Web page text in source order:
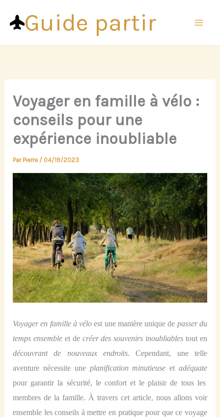
contenuGuide partir
Voyager en famille à vélo :
conseils pour une
expérience inoubliable
Par Pierre / 04/19/2023
Voyager en famille à véloest une manière unique de passer du
temps ensemble et de créer des souvenirs inoubliables tout en
découvrant de nouveaux endroits. Cependant, une telle
aventure nécessite une planification minutieuse et adéquate
pour garantir la sécurité, le confort et le plaisir de tous les
membres de la famille. À travers cet article, nous allons voir
ensemble lesconseils à mettre en pratique pour que ce voyage